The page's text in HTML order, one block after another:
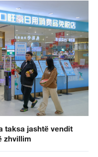
taksa jashtë vendit
zhvillim